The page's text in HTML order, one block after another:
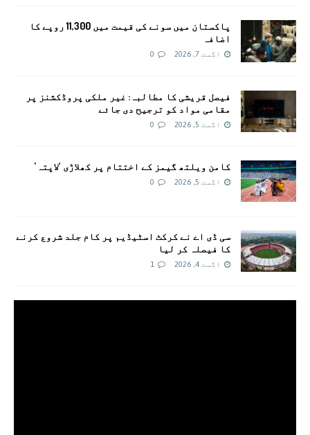
پاکستان میں سونے کی قیمت میں 11,300 روپے کا
اضافہ
اگست 7, 2026 0
فیصل قریشی کا مطالبہ: غیر ملکی پروڈکشنز پر
مقامی مواد کو ترجیح دی جائے
اگست 5, 2026 0
کامن ویلتھ گیمز کے اختتام پر کھلاڑی ‘لاپتہ’
اگست 5, 2026 0
سی ڈی اے نے کرکٹ اسٹیڈیم پر کام جلد شروع کرنے
کا فیصلہ کر لیا
اگست 4, 2026 1